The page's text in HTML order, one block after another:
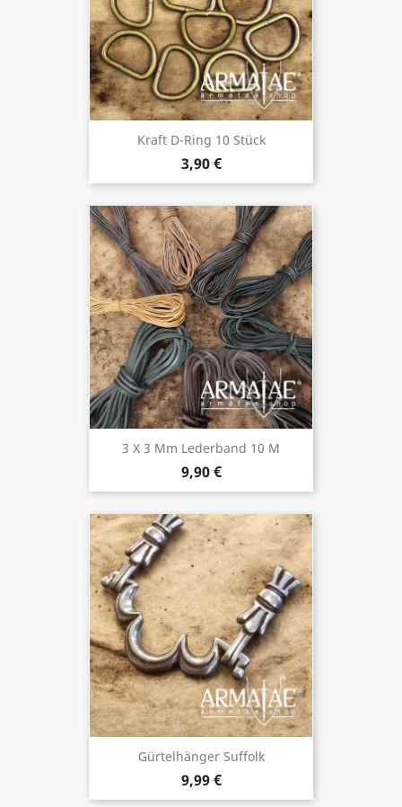
Kraft D-Ring 10 Stück
3,90 €
3 X 3 Mm Lederband 10 M
9,90 €
Gürtelhänger Suffolk
9,99 €